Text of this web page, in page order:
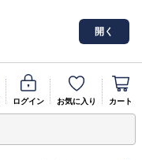
開く
ログイン お気に入り カート